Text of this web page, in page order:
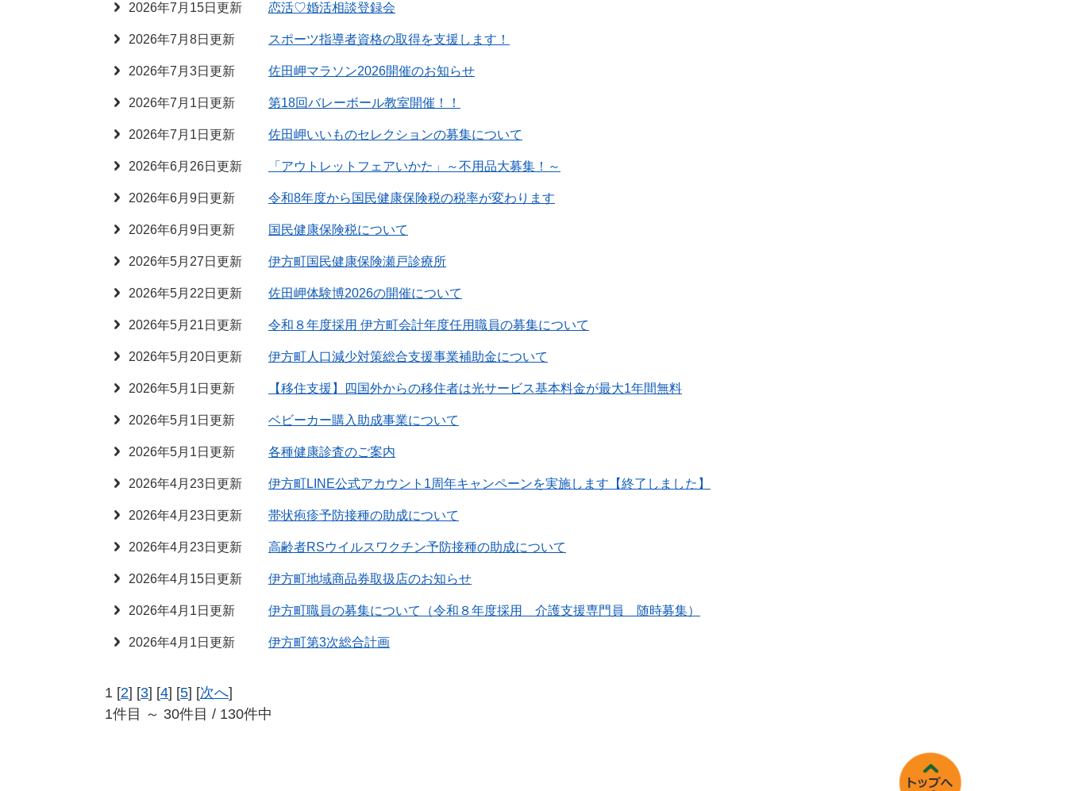
2026年7月15日更新 恋活♡婚活相談登録会
2026年7月8日更新 スポーツ指導者資格の取得を支援します！
2026年7月3日更新 佐田岬マラソン2026開催のお知らせ
2026年7月1日更新 第18回バレーボール教室開催！！
2026年7月1日更新 佐田岬いいものセレクションの募集について
2026年6月26日更新 「アウトレットフェアいかた」～不用品大募集！～
2026年6月9日更新 令和8年度から国民健康保険税の税率が変わります
2026年6月9日更新 国民健康保険税について
2026年5月27日更新 伊方町国民健康保険瀬戸診療所
2026年5月22日更新 佐田岬体験博2026の開催について
2026年5月21日更新 令和８年度採用 伊方町会計年度任用職員の募集について
2026年5月20日更新 伊方町人口減少対策総合支援事業補助金について
2026年5月1日更新 【移住支援】四国外からの移住者は光サービス基本料金が最大1年間無料
2026年5月1日更新 ベビーカー購入助成事業について
2026年5月1日更新 各種健康診査のご案内
2026年4月23日更新 伊方町LINE公式アカウント1周年キャンペーンを実施します【終了しました】
2026年4月23日更新 帯状疱疹予防接種の助成について
2026年4月23日更新 高齢者RSウイルスワクチン予防接種の助成について
2026年4月15日更新 伊方町地域商品券取扱店のお知らせ
2026年4月1日更新 伊方町職員の募集について（令和８年度採用 介護支援専門員 随時募集）
2026年4月1日更新 伊方町第3次総合計画
1 [2] [3] [4] [5] [次へ]
1件目 ～ 30件目 / 130件中